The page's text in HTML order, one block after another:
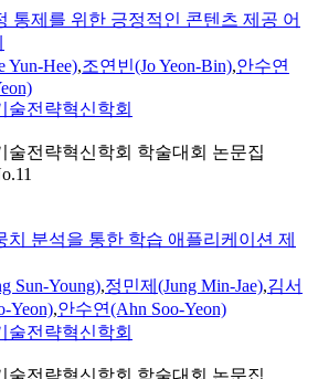
통제를 위한 긍정적인 콘텐츠 제공 어
Yun-Hee),조연빈(Jo Yeon-Bin),안수연
술전략혁신학회
술전략혁신학회 학술대회 논문집
치 분석을 통한 학습 애플리케이션 제
Sun-Young),정민제(Jung Min-Jae),김서
Yeon),안수연(Ahn Soo-Yeon)
술전략혁신학회